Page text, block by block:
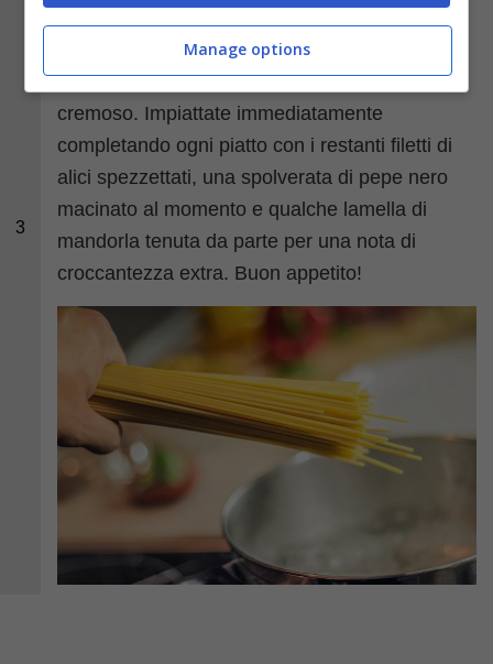
3
Aggiungete un goccio d’acqua di cottura per
rendere il tutto straordinariamente fluido e
cremoso. Impiattate immediatamente
completando ogni piatto con i restanti filetti di
alici spezzettati, una spolverata di pepe nero
macinato al momento e qualche lamella di
mandorla tenuta da parte per una nota di
croccantezza extra. Buon appetito!
Manage options